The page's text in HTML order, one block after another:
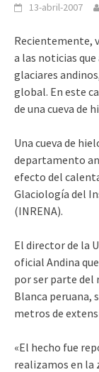
13-abril-2007
Recientemente,
a las noticias
glaciares
global. En este
de una cueva de
Una cueva de
departamento
efecto del
Glaciología del
(INRENA).
El director de la
oficial Andina
por ser parte
Blanca peruana,
metros de
«El hecho fue
realizamos en la